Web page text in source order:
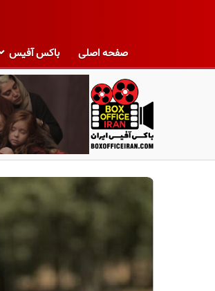
صفحه اصلی باکس آفیس
ب